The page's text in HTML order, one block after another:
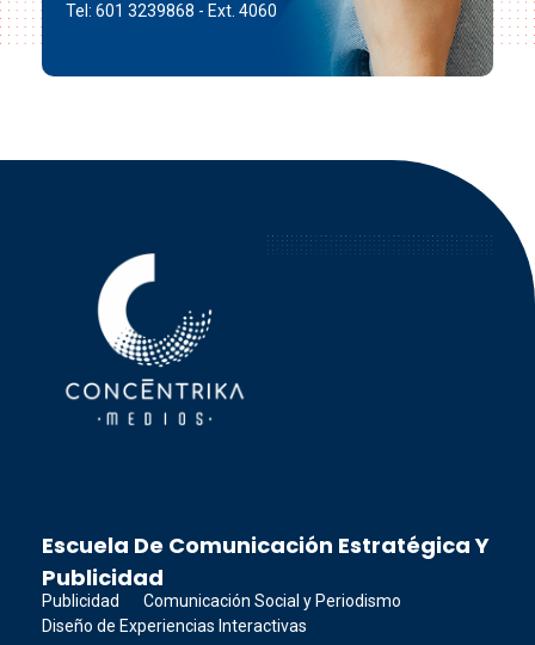
Tel: 601 3239868 - Ext. 4060
Escuela De Comunicación Estratégica Y
Publicidad
Publicidad
Comunicación Social y Periodismo
Diseño de Experiencias Interactivas